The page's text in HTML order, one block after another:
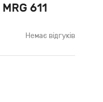
611
Немає відгуків